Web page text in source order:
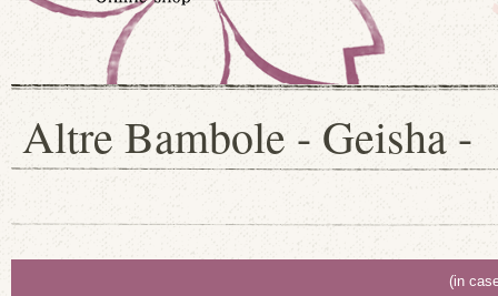
Altre Bambole - Geisha -
(in